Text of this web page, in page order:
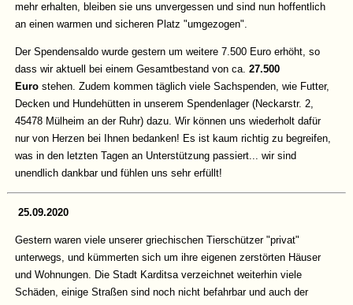
mehr erhalten, bleiben sie uns unvergessen und sind nun hoffentlich
an einen warmen und sicheren Platz "umgezogen".
Der Spendensaldo wurde gestern um weitere 7.500 Euro erhöht, so
dass wir aktuell bei einem Gesamtbestand von ca.27.500
Euro stehen. Zudem kommen täglich viele Sachspenden, wie Futter,
Decken und Hundehütten in unserem Spendenlager (Neckarstr. 2,
45478 Mülheim an der Ruhr) dazu. Wir können uns wiederholt dafür
nur von Herzen bei Ihnen bedanken! Es ist kaum richtig zu begreifen,
was in den letzten Tagen an Unterstützung passiert... wir sind
unendlich dankbar und fühlen uns sehr erfüllt!
25.09.2020
Gestern waren viele unserer griechischen Tierschützer "privat"
unterwegs, und kümmerten sich um ihre eigenen zerstörten Häuser
und Wohnungen. Die Stadt Karditsa verzeichnet weiterhin viele
Schäden, einige Straßen sind noch nicht befahrbar und auch der